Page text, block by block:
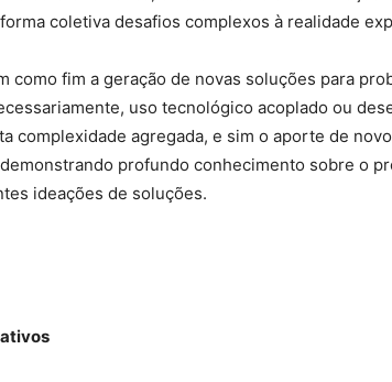
coletiva desafios complexos à realidade
como fim a geração de novas soluções para
uso tecnológico acoplado ou
complexidade agregada, e sim o aporte de
profundo conhecimento sobre o
ideações de soluções.